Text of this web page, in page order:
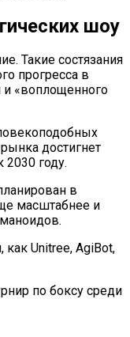
шоу
Такие состязания
прогресса в
«воплощенного
достигнет
году.
в
масштабнее и
как Unitree, AgiBot,